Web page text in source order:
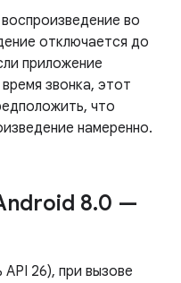
во
отключается до
приложение
звонка, этот
что
намеренно.
8.0 —
26), при вызове